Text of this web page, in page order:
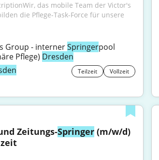
das mobile Team der Victor's
die Pflege-Task-Force für unsere
Group - interner Springerpool
Pflege) Dresden
Teilzeit Vollzeit
Zeitungs-Springer (m/w/d)